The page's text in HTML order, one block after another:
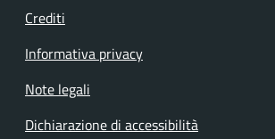
Crediti
Informativa privacy
Note legali
Dichiarazione di accessibilità